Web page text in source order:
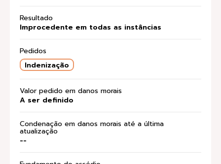
Resultado
Improcedente em todas as instâncias
Pedidos
Indenização
Valor pedido em danos morais
A ser definido
Condenação em danos morais até a última
atualização
--